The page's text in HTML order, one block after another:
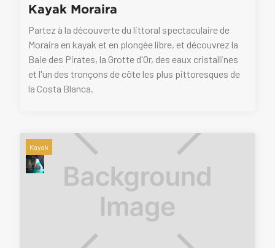
Kayak Moraira
Partez à la découverte du littoral spectaculaire de
Moraira en kayak et en plongée libre, et découvrez la
Baie des Pirates, la Grotte d'Or, des eaux cristallines
et l'un des tronçons de côte les plus pittoresques de
la Costa Blanca.
Kayak